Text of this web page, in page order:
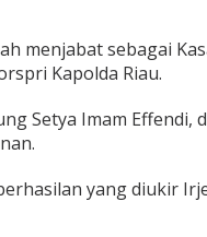
menjabat sebagai
Kapolda Riau.
Setya Imam Effendi,
yang diukir